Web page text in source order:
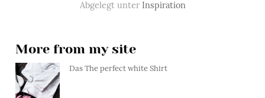
Abgelegt unter Inspiration
More from my site
Das The perfect white Shirt